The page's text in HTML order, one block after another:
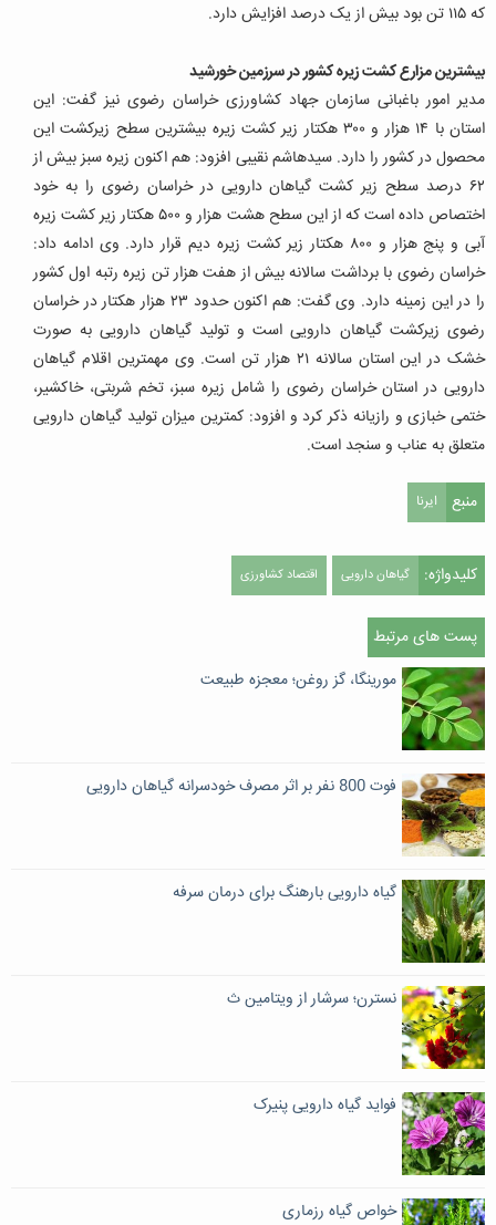
که ۱۱۵ تن بود بیش از یک درصد افزایش دارد.
بیشترین مزارع کشت زیره کشور در سرزمین خورشید
مدیر امور باغبانی سازمان جهاد کشاورزی خراسان رضوی نیز گفت: این
استان با ۱۴ هزار و ۳۰۰ هکتار زیر کشت زیره بیشترین سطح زیرکشت این
محصول در کشور را دارد. سیدهاشم نقیبی افزود: هم اکنون زیره سبز بیش از
۶۲ درصد سطح زیر کشت گیاهان دارویی در خراسان رضوی را به خود
اختصاص داده است که از این سطح هشت هزار و ۵۰۰ هکتار زیر کشت زیره
آبی و پنج هزار و ۸۰۰ هکتار زیر کشت زیره دیم قرار دارد. وی ادامه داد:
خراسان رضوی با برداشت سالانه بیش از هفت هزار تن زیره رتبه اول کشور
را در این زمینه دارد. وی گفت: هم اکنون حدود ۲۳ هزار هکتار در خراسان
رضوی زیرکشت گیاهان دارویی است و تولید گیاهان دارویی به صورت
خشک در این استان سالانه ۲۱ هزار تن است. وی مهمترین اقلام گیاهان
دارویی در استان خراسان رضوی را شامل زیره سبز، تخم شربتی، خاکشیر،
ختمی خبازی و رازیانه ذکر کرد و افزود: کمترین میزان تولید گیاهان دارویی
متعلق به عناب و سنجد است.
منبع ایرنا
کلیدواژه: گیاهان دارویی اقتصاد کشاورزی
پست های مرتبط
مورینگا، گز روغن؛ معجزه طبیعت
فوت 800 نفر بر اثر مصرف خودسرانه گیاهان دارویی
گیاه دارویی بارهنگ برای درمان سرفه
نسترن؛ سرشار از ویتامین ث
فواید گیاه دارویی پنیرک
خواص گیاه رزماری